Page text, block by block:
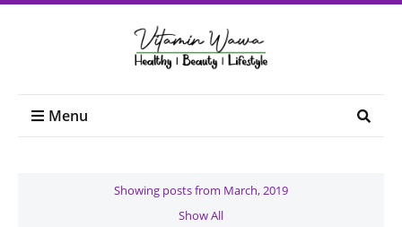
Menu
Showing posts from March, 2019
Show All